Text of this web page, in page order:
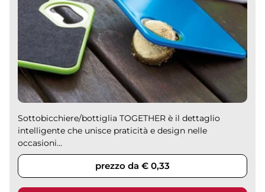
Sottobicchiere/bottiglia TOGETHER è il dettaglio
intelligente che unisce praticità e design nelle
occasioni...
prezzo da € 0,33